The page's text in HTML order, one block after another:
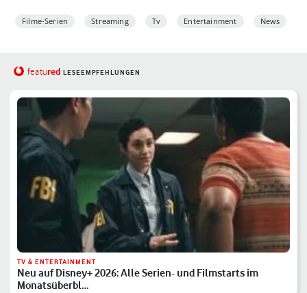
Filme-Serien Streaming Tv Entertainment News
featured LESEEMPFEHLUNGEN
TV & ENTERTAINMENT
Neu auf Disney+ 2026: Alle Serien- und Filmstarts im
Monatsüberbl…